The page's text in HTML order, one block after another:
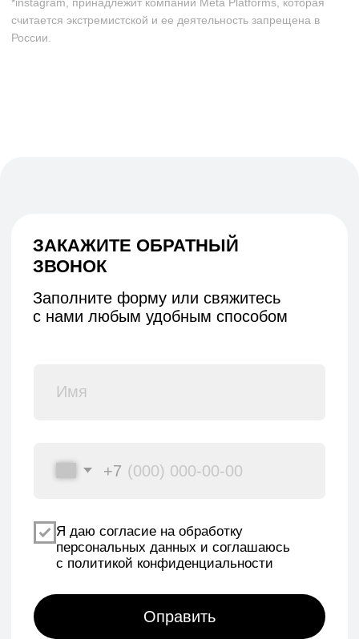
© 2026 HEADCRAFT Разработка сайта
Политика конфиденциальности
положениями Статьи 437 (2) Гражданского кодекса РФ.